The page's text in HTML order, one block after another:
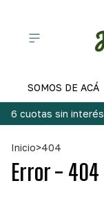
SOMOS DE ACÁ
6 cuotas sin interés
Inicio>404
Error - 404